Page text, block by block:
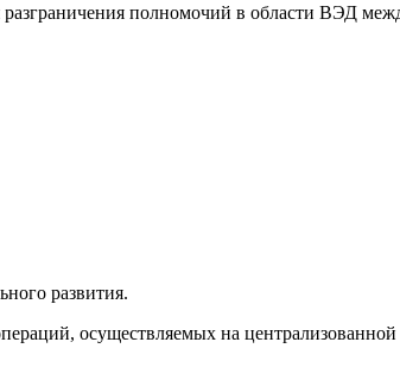
полномочий в области ВЭД
развития.
осуществляемых на централизованной